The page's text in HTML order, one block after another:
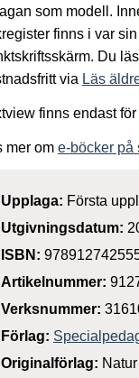
som modell.
finns i var
Du
via Läs
finns endast för
mer om e-böcker på
Upplaga: Första
Utgivningsdatum:
ISBN:
Artikelnummer:
Verksnummer:
Förlag:
Originalförlag: